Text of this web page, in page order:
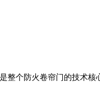
整个防火卷帘门的技术